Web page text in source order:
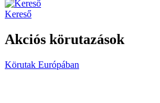
Kereső
Akciós körutazások
Körutak Európában